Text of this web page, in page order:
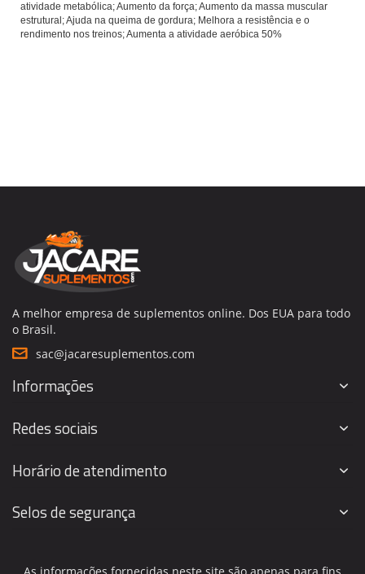
atividade metabólica; Aumento da força; Aumento da massa muscular
estrutural; Ajuda na queima de gordura; Melhora a resistência e o
rendimento nos treinos; Aumenta a atividade aeróbica 50%
A melhor empresa de suplementos online. Dos EUA para todo
o Brasil.
sac@jacaresuplementos.com
Informações
Redes sociais
Horário de atendimento
Selos de segurança